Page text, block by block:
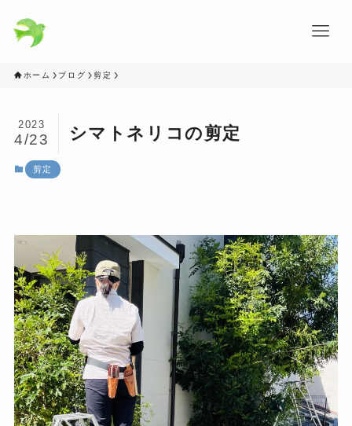
ホーム ブログ 剪定
シマトネリコの剪定
2023
4/23
剪定